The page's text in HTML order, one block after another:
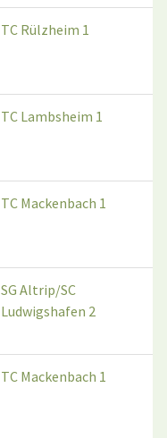
TC Rülzheim 1
TC Lambsheim 1
TC Mackenbach 1
SG Altrip/SC
Ludwigshafen 2
TC Mackenbach 1